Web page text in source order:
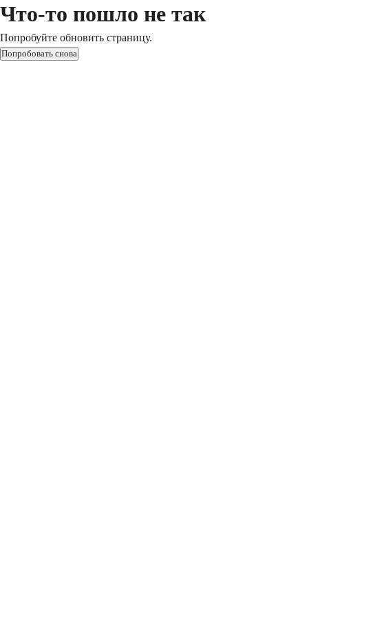
Что-то пошло не так
Попробуйте обновить страницу.
Попробовать снова